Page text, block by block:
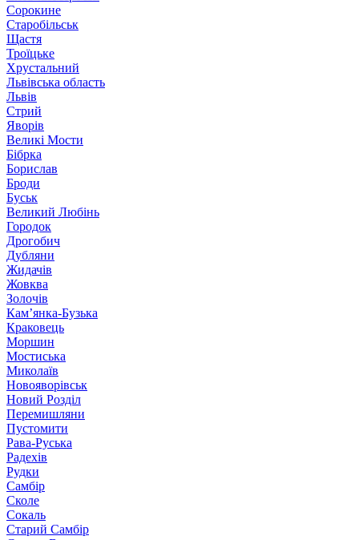
Сорокине
Старобільськ
Щастя
Троїцьке
Хрустальний
Львівська область
Львів
Стрий
Яворів
Великі Мости
Бібрка
Борислав
Броди
Буськ
Великий Любінь
Городок
Дрогобич
Дубляни
Жидачів
Жовква
Золочів
Кам’янка-Бузька
Краковець
Моршин
Мостиська
Миколаїв
Новояворівськ
Новий Розділ
Перемишляни
Пустомити
Рава-Руська
Радехів
Рудки
Самбір
Сколе
Сокаль
Старий Самбір